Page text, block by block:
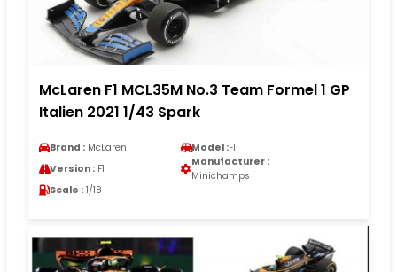
McLaren F1 MCL35M No.3 Team Formel 1 GP
Italien 2021 1/43 Spark
Brand : McLaren Model :F1
Version : F1
Manufacturer :
Minichamps
Scale : 1/18